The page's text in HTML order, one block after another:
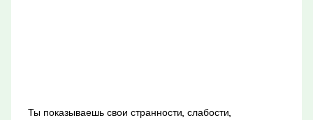
Ты показываешь свои странности, слабости,